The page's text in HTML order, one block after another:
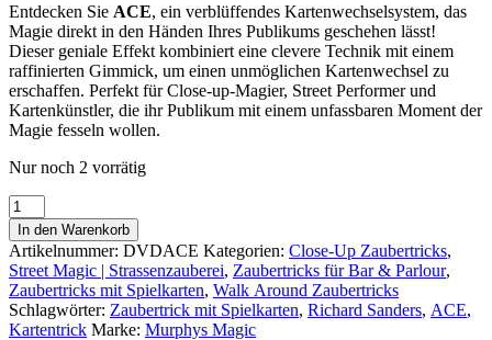
Entdecken Sie ACE, ein verblüffendes Kartenwechselsystem, das
Magie direkt in den Händen Ihres Publikums geschehen lässt!
Dieser geniale Effekt kombiniert eine clevere Technik mit einem
raffinierten Gimmick, um einen unmöglichen Kartenwechsel zu
erschaffen. Perfekt für Close-up-Magier, Street Performer und
Kartenkünstler, die ihr Publikum mit einem unfassbaren Moment der
Magie fesseln wollen.
Nur noch 2 vorrätig
ACE
by
Richard
Sanders
|
Zaubertrick
Menge
In den Warenkorb
Artikelnummer: DVDACE Kategorien: Close-Up Zaubertricks,
Street Magic | Strassenzauberei, Zaubertricks für Bar & Parlour,
Zaubertricks mit Spielkarten, Walk Around Zaubertricks
Schlagwörter: Zaubertrick mit Spielkarten, Richard Sanders, ACE,
Kartentrick Marke: Murphys Magic